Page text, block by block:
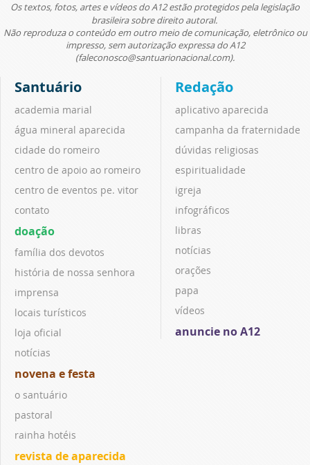
Os textos, fotos, artes e vídeos do A12 estão protegidos pela legislação
brasileira sobre direito autoral.
Não reproduza o conteúdo em outro meio de comunicação, eletrônico ou
impresso, sem autorização expressa do A12
(faleconosco@santuarionacional.com).
Santuário
academia marial
água mineral aparecida
cidade do romeiro
centro de apoio ao romeiro
centro de eventos pe. vitor
contato
doação
família dos devotos
história de nossa senhora
imprensa
locais turísticos
loja oficial
notícias
novena e festa
o santuário
pastoral
rainha hotéis
revista de aparecida
Redação
aplicativo aparecida
campanha da fraternidade
dúvidas religiosas
espiritualidade
igreja
infográficos
libras
notícias
orações
papa
vídeos
anuncie no A12